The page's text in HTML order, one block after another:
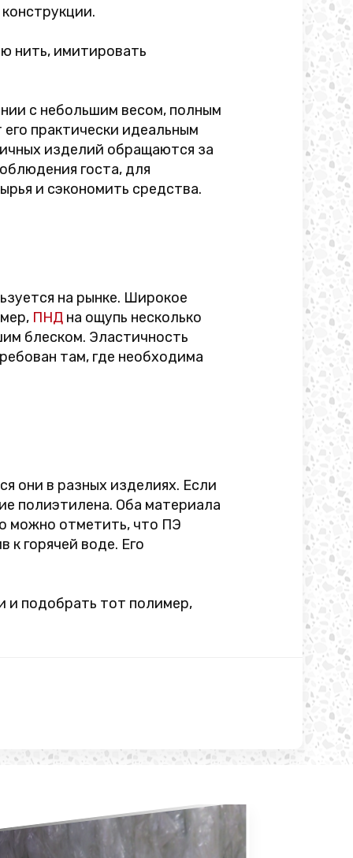
нить, имитировать
с небольшим весом, полным
практически идеальным
изделий обращаются за
госта, для
и сэкономить средства.
на рынке. Широкое
ПНД на ощупь несколько
блеском. Эластичность
там, где необходима
они в разных изделиях. Если
полиэтилена. Оба материала
можно отметить, что ПЭ
к горячей воде. Его
и подобрать тот полимер,